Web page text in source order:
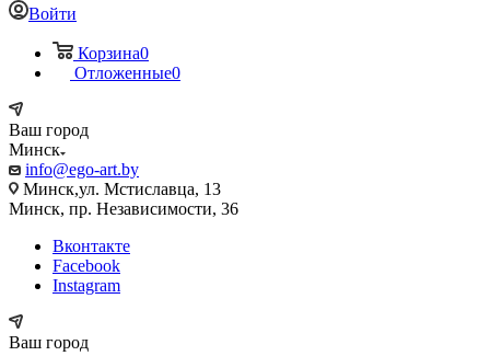
Войти
Корзина0
Отложенные0
Ваш город
Минск
info@ego-art.by
Минск,ул. Мстиславца, 13
Минск, пр. Независимости, 36
Вконтакте
Facebook
Instagram
Ваш город